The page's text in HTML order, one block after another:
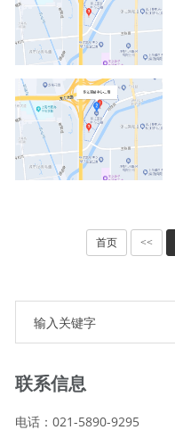
首页
<<
联系信息
电话：021-5890-9295